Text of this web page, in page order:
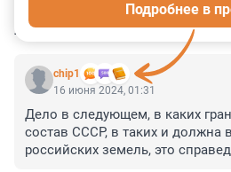
КОММЕНТАРИИ 26
chip1
Подробнее в
16 июня 2024, 01:31
Дело в следующем, в каких
состав СССР, в таких и должна
российских земель, это